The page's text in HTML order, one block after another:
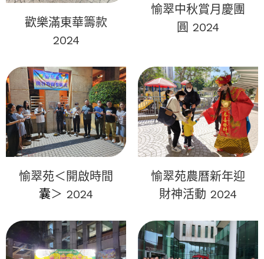
歡樂滿東華籌款
2024
愉翠中秋賞月慶團
圓 2024
愉翠苑＜開啟時間
囊＞ 2024
愉翠苑農曆新年迎
財神活動 2024